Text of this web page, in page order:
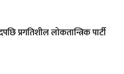
प्रगतिशील लोकतान्त्रिक पार्टी